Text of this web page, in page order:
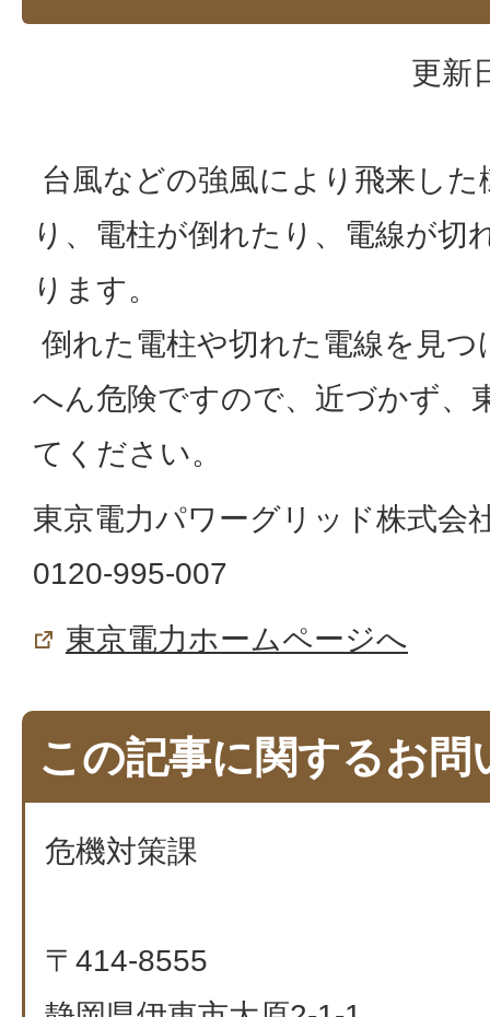
更新
台風などの強風により飛来し
り、電柱が倒れたり、電線が切
ります。
倒れた電柱や切れた電線を見
へん危険ですので、近づかず、
てください。
東京電力パワーグリッド株式会
0120-995-007
東京電力ホームページへ
この記事に関するお問
危機対策課
〒414-8555